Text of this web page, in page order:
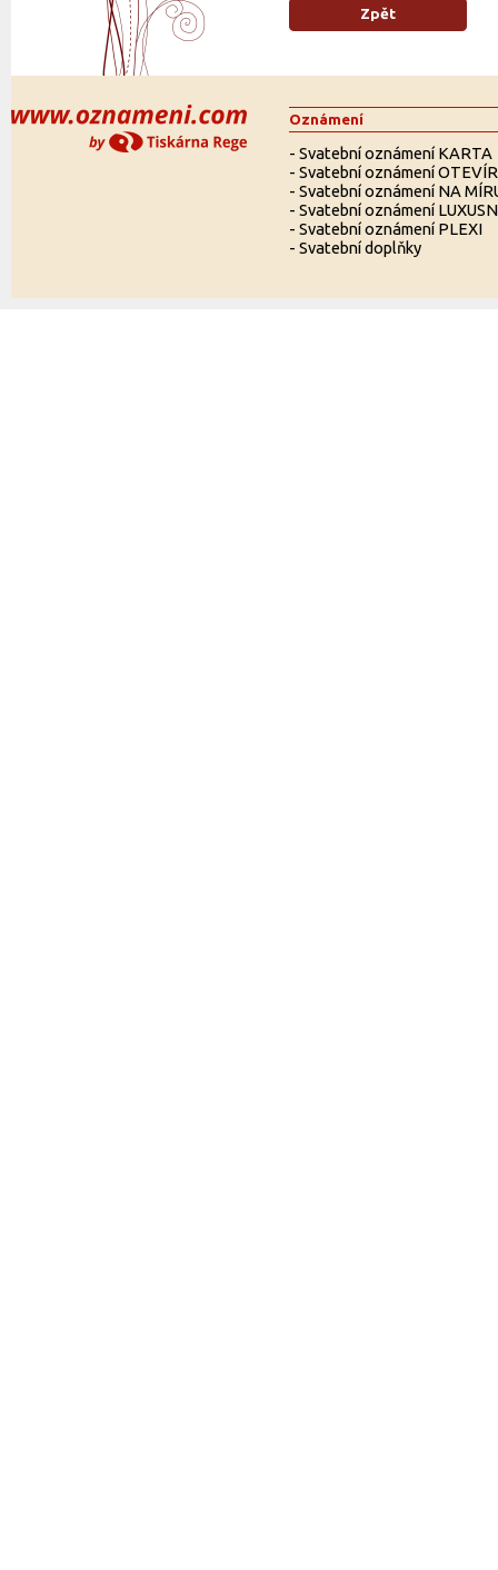
Oznámení
- Svatební oznámení KARTA
- Svatební oznámení
- Svatební oznámení NA
- Svatební oznámení
- Svatební oznámení PLEXI
- Svatební doplňky